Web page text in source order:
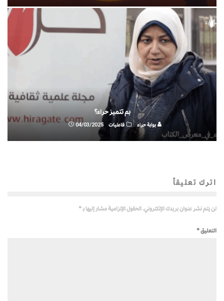
بم تتميز حراء؟
بوابة حراء فاعليات 04/03/2025
اترك تعليقاً
لن يتم نشر عنوان بريدك الإلكتروني. الحقول الإلزامية مشار إليها بـ*
التعليق*